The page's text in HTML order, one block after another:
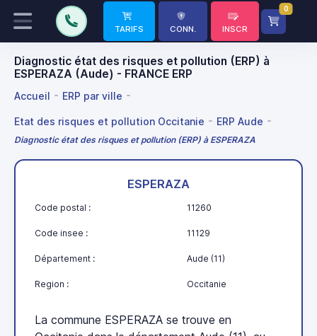
TARIFS CONN. INSCR
0
Diagnostic état des risques et pollution (ERP) à
ESPERAZA (Aude) - FRANCE ERP
Accueil ERP par ville
Etat des risques et pollution Occitanie ERP Aude
Diagnostic état des risques et pollution (ERP) à ESPERAZA
ESPERAZA
Code postal : 11260
Code insee : 11129
Département : Aude (11)
Region : Occitanie
La commune ESPERAZA se trouve en